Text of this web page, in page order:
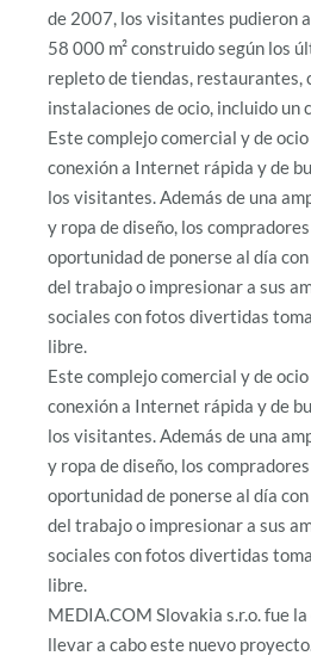
de 2007, los visitantes pudieron
58 000 m² construido según los
repleto de tiendas, restaurantes,
instalaciones de ocio, incluido un
Este complejo comercial y de
conexión a Internet rápida y de
los visitantes. Además de una
y ropa de diseño, los
oportunidad de ponerse al día
del trabajo o impresionar a sus
sociales con fotos divertidas
libre.
Este complejo comercial y de
conexión a Internet rápida y de
los visitantes. Además de una
y ropa de diseño, los
oportunidad de ponerse al día
del trabajo o impresionar a sus
sociales con fotos divertidas
libre.
MEDIA.COM Slovakia s.r.o. fue
llevar a cabo este nuevo